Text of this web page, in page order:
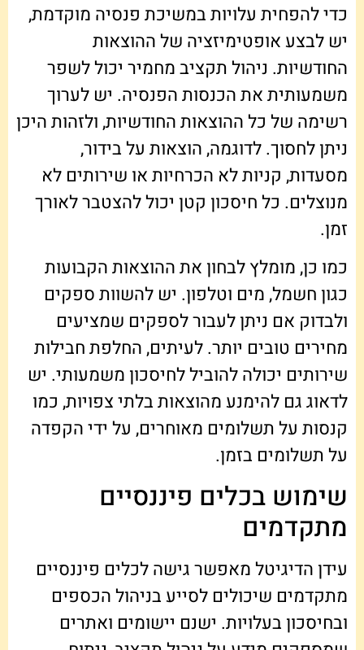
כדי להפחית עלויות במשיכת פנסיה מוקדמת,
יש לבצע אופטימיזציה של ההוצאות
החודשיות. ניהול תקציב מחמיר יכול לשפר
משמעותית את הכנסות הפנסיה. יש לערוך
רשימה של כל ההוצאות החודשיות, ולזהות היכן
ניתן לחסוך. לדוגמה, הוצאות על בידור,
מסעדות, קניות לא הכרחיות או שירותים לא
מנוצלים. כל חיסכון קטן יכול להצטבר לאורך
זמן.
כמו כן, מומלץ לבחון את ההוצאות הקבועות
כגון חשמל, מים וטלפון. יש להשוות ספקים
ולבדוק אם ניתן לעבור לספקים שמציעים
מחירים טובים יותר. לעיתים, החלפת חבילות
שירותים יכולה להוביל לחיסכון משמעותי. יש
לדאוג גם להימנע מהוצאות בלתי צפויות, כמו
קנסות על תשלומים מאוחרים, על ידי הקפדה
על תשלומים בזמן.
שימוש בכלים פיננסיים
מתקדמים
עידן הדיגיטל מאפשר גישה לכלים פיננסיים
מתקדמים שיכולים לסייע בניהול הכספים
ובחיסכון בעלויות. ישנם יישומים ואתרים